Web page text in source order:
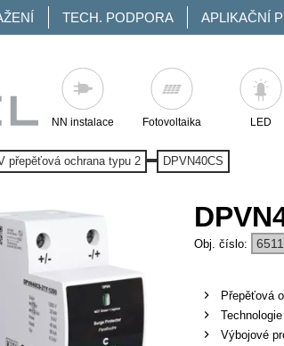
TECH. PODPORA APLIKAČNÍ
NN instalace Fotovoltaika LED
přepěťová ochrana typu 2 DPVN40CS
Přepěťová
Výbojové